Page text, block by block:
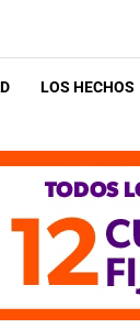
LOS HECHOS